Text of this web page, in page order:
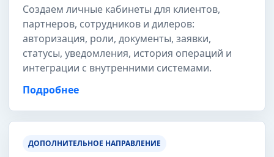
Создаем личные кабинеты для клиентов,
партнеров, сотрудников и дилеров:
авторизация, роли, документы, заявки,
статусы, уведомления, история операций и
интеграции с внутренними системами.
Подробнее
ДОПОЛНИТЕЛЬНОЕ НАПРАВЛЕНИЕ